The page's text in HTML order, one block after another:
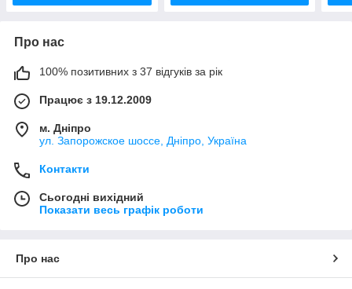
Про нас
100% позитивних з 37 відгуків за рік
Працює з 19.12.2009
м. Дніпро
ул. Запорожское шоссе, Дніпро, Україна
Контакти
Сьогодні вихідний
Показати весь графік роботи
Про нас